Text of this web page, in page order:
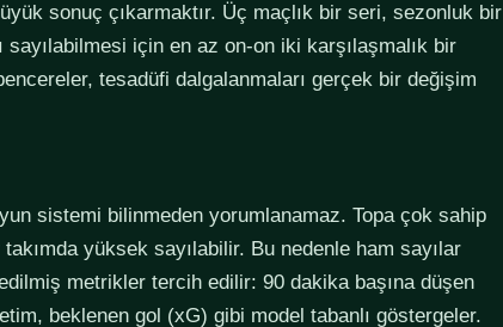
sonuç çıkarmaktır. Üç maçlık bir seri, sezonluk bir
için en az on-on iki karşılaşmalık bir
tesadüfi dalgalanmaları gerçek bir değişim
sistemi bilinmeden yorumlanamaz. Topa çok sahip
yüksek sayılabilir. Bu nedenle ham sayılar
metrikler tercih edilir: 90 dakika başına düşen
beklenen gol (xG) gibi model tabanlı göstergeler.